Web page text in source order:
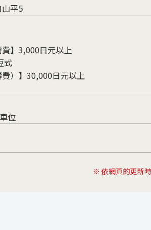
平5
費】3,000日元以上
式
費）】30,000日元以上
位
※ 依網頁的更新